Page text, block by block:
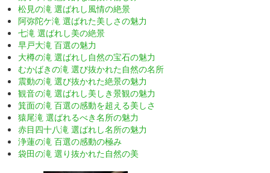
松見の滝 選ばれし風情の絶景
阿弥陀ケ滝 選ばれた美しさの魅力
七滝 選ばれし美の絶景
早戸大滝 百選の魅力
大樽の滝 選ばれし自然の宝石の魅力
むかばきの滝 選び抜かれた自然の名所
震動の滝 選び抜かれた絶景の魅力
観音の滝 選ばれし美しき景観の魅力
箕面の滝 百選の感動を超える美しさ
猿尾滝 選ばれるべき名所の魅力
赤目四十八滝 選ばれし名所の魅力
浄蓮の滝 百選の感動の極み
袋田の滝 選り抜かれた自然の美